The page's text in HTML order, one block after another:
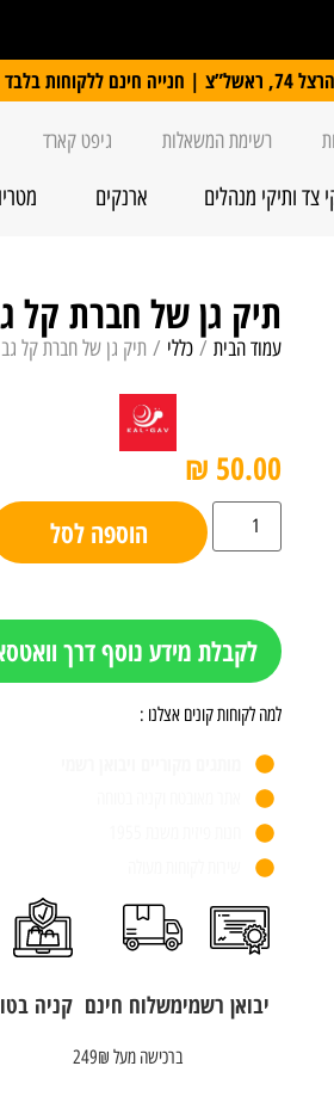
מעל 250 ₪
רשימת המשאלות גיפט קארד
צד ותיקי מנהלים ארנקים
תיק גן של חברת קל
עמוד הבית/ כללי / תיק גן של חברת קל גב
₪ 50.00
הוספה לסל
לקבלת מידע נוסף דרך
למה לקוחות קונים אצלנו :
יבואן רשמימשלוח חינם
ברכישה מעל 249₪
קניה